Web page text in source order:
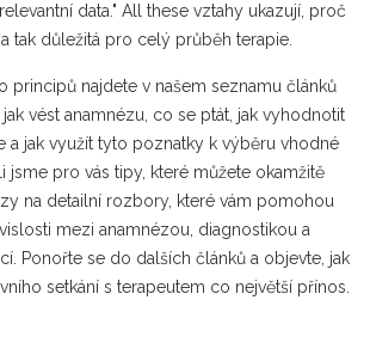
data." All these vztahy ukazují, proč
tak důležitá pro celý průběh terapie.
principů najdete v našem seznamu článků
vést anamnézu, co se ptát, jak vyhodnotit
a jak využít tyto poznatky k výběru vhodné
jsme pro vás tipy, které můžete okamžitě
na detailní rozbory, které vám pomohou
mezi anamnézou, diagnostikou a
Ponořte se do dalších článků a objevte, jak
setkání s terapeutem co největší přínos.